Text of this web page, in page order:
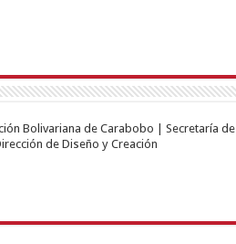
Bolivariana de Carabobo | Secretaría de
de Diseño y Creación